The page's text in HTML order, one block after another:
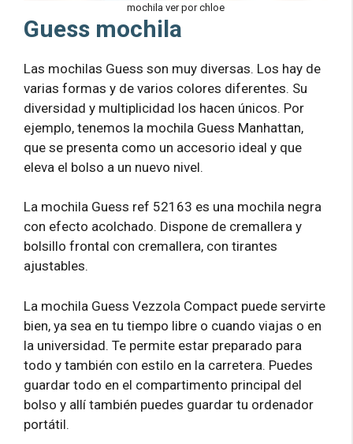
mochila ver por chloe
Guess mochila
Las mochilas Guess son muy diversas. Los hay de
varias formas y de varios colores diferentes. Su
diversidad y multiplicidad los hacen únicos. Por
ejemplo, tenemos la mochila Guess Manhattan,
que se presenta como un accesorio ideal y que
eleva el bolso a un nuevo nivel.
La mochila Guess ref 52163 es una mochila negra
con efecto acolchado. Dispone de cremallera y
bolsillo frontal con cremallera, con tirantes
ajustables.
La mochila Guess Vezzola Compact puede servirte
bien, ya sea en tu tiempo libre o cuando viajas o en
la universidad. Te permite estar preparado para
todo y también con estilo en la carretera. Puedes
guardar todo en el compartimento principal del
bolso y allí también puedes guardar tu ordenador
portátil.